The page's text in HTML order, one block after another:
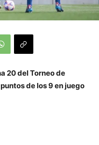
20 del Torneo de
de los 9 en juego